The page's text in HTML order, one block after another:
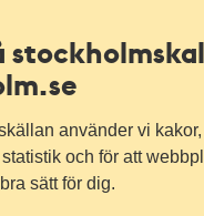
använder vi
och för att
sätt för dig.